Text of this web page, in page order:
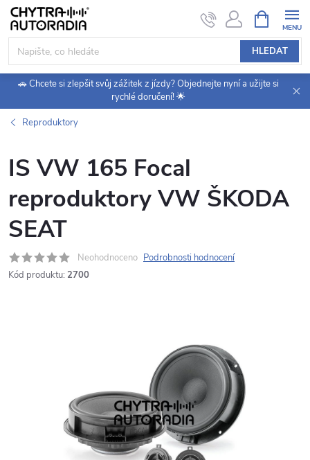
Přejít
obsah
HLEDAT
NÁKUPNÍ
KOŠÍK
🚗 Chcete si zlepšit svůj zážitek z jízdy? Objednejte nyní a užijte si
rychlé doručení! 🌟
Reproduktory
IS VW 165 Focal
reproduktory VW ŠKODA
SEAT
Neohodnoceno Podrobnosti hodnocení
Kód produktu: 2700